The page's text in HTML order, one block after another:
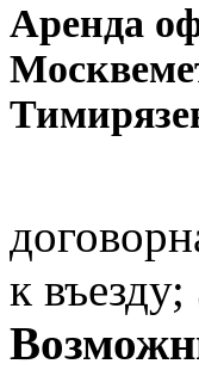
Аренда
Москве
к